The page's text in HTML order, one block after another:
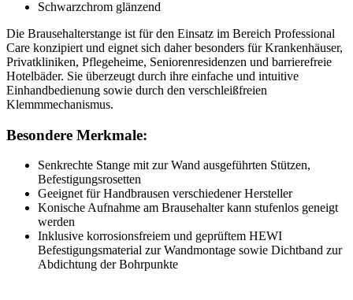
Schwarzchrom glänzend
Die Brausehalterstange ist für den Einsatz im Bereich Professional
Care konzipiert und eignet sich daher besonders für Krankenhäuser,
Privatkliniken, Pflegeheime, Seniorenresidenzen und barrierefreie
Hotelbäder. Sie überzeugt durch ihre einfache und intuitive
Einhandbedienung sowie durch den verschleißfreien
Klemmmechanismus.
Besondere Merkmale:
Senkrechte Stange mit zur Wand ausgeführten Stützen,
Befestigungsrosetten
Geeignet für Handbrausen verschiedener Hersteller
Konische Aufnahme am Brausehalter kann stufenlos geneigt
werden
Inklusive korrosionsfreiem und geprüftem HEWI
Befestigungsmaterial zur Wandmontage sowie Dichtband zur
Abdichtung der Bohrpunkte